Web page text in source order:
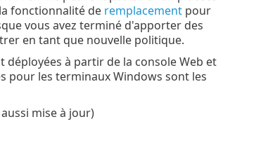
fonctionnalité de remplacementpour
vous avez terminé d'apporter des
en tant que nouvelle politique.
à partir de la console Web et
pour les terminaux Windows sont les
mise à jour)